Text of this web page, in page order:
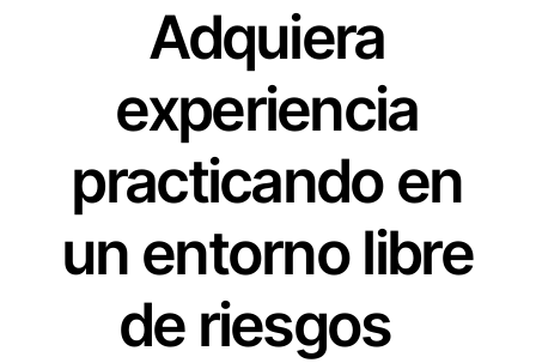
Adquiera
experiencia
practicando en
un entorno libre
de riesgos